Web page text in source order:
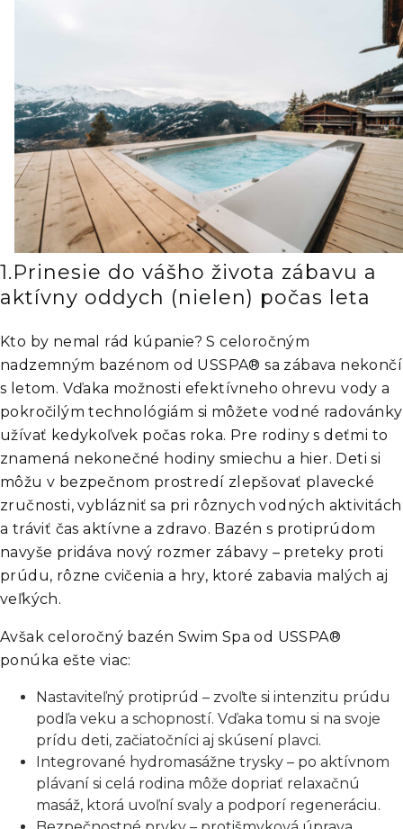
1.Prinesie do vášho života zábavu a
aktívny oddych (nielen) počas leta
Kto by nemal rád kúpanie? S celoročným
nadzemným bazénom od USSPA® sa zábava nekončí
s letom. Vďaka možnosti efektívneho ohrevu vody a
pokročilým technológiám si môžete vodné radovánky
užívať kedykoľvek počas roka. Pre rodiny s deťmi to
znamená nekonečné hodiny smiechu a hier. Deti si
môžu v bezpečnom prostredí zlepšovať plavecké
zručnosti, vyblázniť sa pri rôznych vodných aktivitách
a tráviť čas aktívne a zdravo. Bazén s protiprúdom
navyše pridáva nový rozmer zábavy – preteky proti
prúdu, rôzne cvičenia a hry, ktoré zabavia malých aj
veľkých.
Avšak celoročný bazén Swim Spa od USSPA®
ponúka ešte viac:
Nastaviteľný protiprúd – zvoľte si intenzitu prúdu
podľa veku a schopností. Vďaka tomu si na svoje
prídu deti, začiatočníci aj skúsení plavci.
Integrované hydromasážne trysky – po aktívnom
plávaní si celá rodina môže dopriať relaxačnú
masáž, ktorá uvoľní svaly a podporí regeneráciu.